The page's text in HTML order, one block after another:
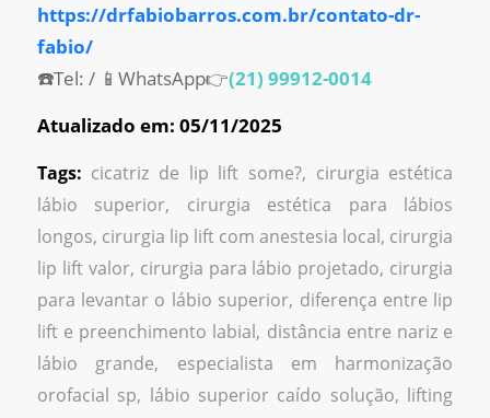
https://drfabiobarros.com.br/contato-dr-
fabio/
☎️Tel: / 📱WhatsApp👉(21) 99912-0014
Atualizado em: 05/11/2025
Tags: cicatriz de lip lift some?, cirurgia estética
lábio superior, cirurgia estética para lábios
longos, cirurgia lip lift com anestesia local, cirurgia
lip lift valor, cirurgia para lábio projetado, cirurgia
para levantar o lábio superior, diferença entre lip
lift e preenchimento labial, distância entre nariz e
lábio grande, especialista em harmonização
orofacial sp, lábio superior caído solução, lifting